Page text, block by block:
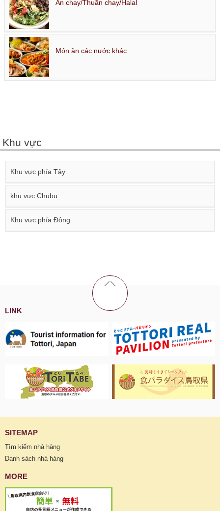
Ăn chay/Thuần chay/Halal
Món ăn các nước khác
Khu vực
Khu vực phía Tây
khu vực Chubu
Khu vực phía Đông
LINK
SITEMAP
Tìm kiếm nhà hàng
Danh sách nhà hàng
MORE